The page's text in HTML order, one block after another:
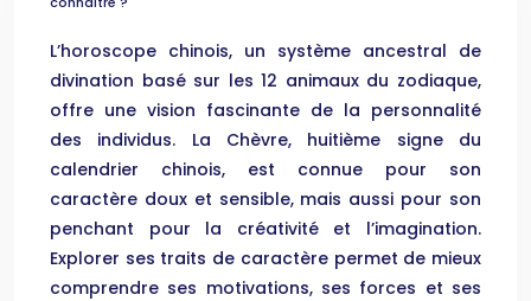
L’horoscope chinois, un système ancestral de
divination basé sur les 12 animaux du zodiaque,
offre une vision fascinante de la personnalité
des individus. La Chèvre, huitième signe du
calendrier chinois, est connue pour son
caractère doux et sensible, mais aussi pour son
penchant pour la créativité et l’imagination.
Explorer ses traits de caractère permet de mieux
comprendre ses motivations, ses forces et ses